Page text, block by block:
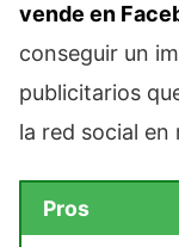
vende en
conseguir un
publicitarios
la red social
Pros